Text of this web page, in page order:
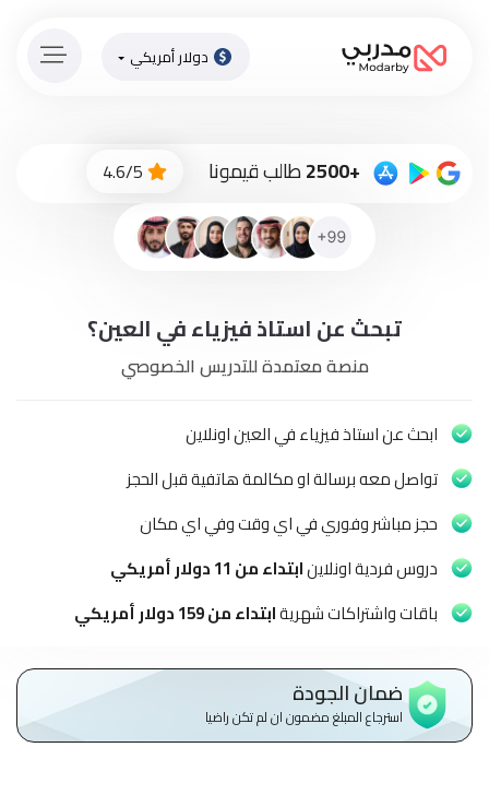
الاّن
أونلاين
باقات
وطلاب
المدارس
نحن
الشروط
والأحكام
دولار أمريكي
+2500 طالب قيمونا 4.6/5
تبحث عن استاذ فيزياء في العين؟
منصة معتمدة للتدريس الخصوصي
ابحث عن استاذ فيزياء في العين اونلاين
تواصل معه برسالة او مكالمة هاتفية قبل الحجز
حجز مباشر وفوري في اي وقت وفي اي مكان
دروس فردية اونلاينابتداء من 11 دولار أمريكي
باقات واشتراكات شهريةابتداء من 159 دولار أمريكي
ضمان الجودة
استرجاع المبلغ مضمون ان لم تكن راضيا